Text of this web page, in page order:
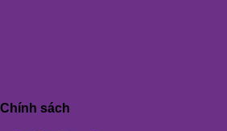
Chính sách